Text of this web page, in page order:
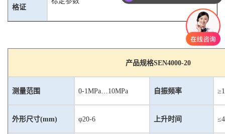
格证
产品规格SEN4000-20
测量范围 0-1MPa…10MPa 自振频率 ≥
外形尺寸(mm) φ20-6 上升时间 ≤
你们是怎么收费的呢？